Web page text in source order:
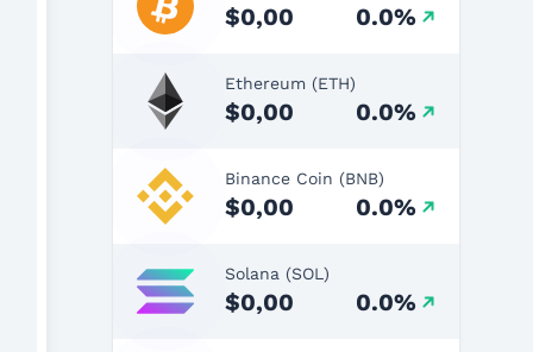
$0,00 0.0%
Ethereum (ETH)
$0,00 0.0%
Binance Coin (BNB)
$0,00 0.0%
Solana (SOL)
$0,00 0.0%